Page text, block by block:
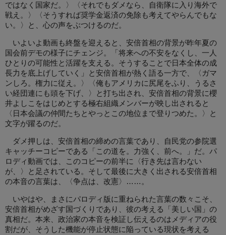
ではなく国家だ。〉〈それでもダメなら、自衛隊に入り海外で
戦え。〉〈そうすれば奨学金返済の免除も考えてやらんでもな
い。〉と、心の声をぶつけるのだ。
いよいよ動画も終盤を迎えると、安倍首相の背景が昨年夏の
国会前デモの様子にチェンジ。「将来への不安をなくし、一人
ひとりの可能性と活躍を支える。そうすることで日本全体の成
長力を底上げしていく」と安倍首相が熱く語る一方で、〈ガマ
ンしろ。権力に従え。〉〈俺もアメリカに尻尾をふり、うるさ
い経団連にも頭を下げ、〉と打ち出され、安倍首相の背景に櫻
井よしこをはじめとする極右組織メンバーが映し出されると
〈日本会議の仲間たちとやっとこの地位まで登りつめた。〉と
文字が躍るのだ。
ダメ押しは、安倍首相の締めの言葉であり、自民党の参院選
キャッチーコピーである「この道を。力強く、前へ。」だ。パ
ロディ動画では、このコピーの前半に〈行き先は言わない
が、〉と足されている。そして最後に大きく出される安倍首相
の本音の言葉は、〈争点は、改憲〉……。
いやはや、まさにパロディ版に重ねられた言葉の数々こそ、
安倍首相がめざす国づくりであり、彼の考える「美しい国」の
真相だ。本来、政治家の本音を検証し伝えるのはメディアの役
割だが、そうした機能が停止状態に陥っている現状を考える